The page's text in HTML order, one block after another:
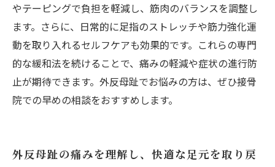
やテーピングで負担を軽減し、筋肉のバランスを調整し
ます。さらに、日常的に足指のストレッチや筋力強化運
動を取り入れるセルフケアも効果的です。これらの専門
的な緩和法を続けることで、痛みの軽減や症状の進行防
止が期待できます。外反母趾でお悩みの方は、ぜひ接骨
院での早めの相談をおすすめします。
外反母趾の痛みを理解し、快適な足元を取り戻